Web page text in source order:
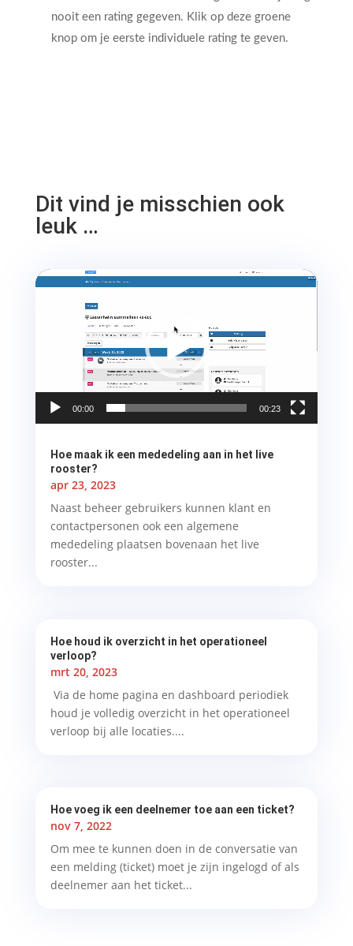
nooit een rating gegeven. Klik op deze groene
knop om je eerste individuele rating te geven.
Dit vind je misschien ook
leuk …
Videospeler
00:00 00:23
Hoe maak ik een mededeling aan in het live
rooster?
apr 23, 2023
Naast beheer gebruikers kunnen klant en
contactpersonen ook een algemene
mededeling plaatsen bovenaan het live
rooster...
Hoe houd ik overzicht in het operationeel
verloop?
mrt 20, 2023
Via de home pagina en dashboard periodiek
houd je volledig overzicht in het operationeel
verloop bij alle locaties....
Hoe voeg ik een deelnemer toe aan een ticket?
nov 7, 2022
Om mee te kunnen doen in de conversatie van
een melding (ticket) moet je zijn ingelogd of als
deelnemer aan het ticket...